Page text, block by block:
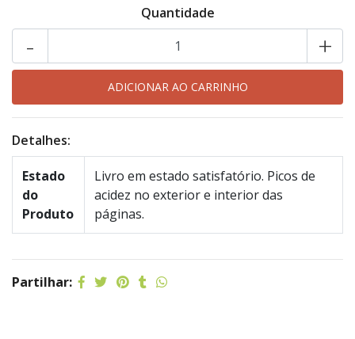
Quantidade
+
-
Detalhes:
Estado
do
Produto
Livro em estado satisfatório. Picos de
acidez no exterior e interior das
páginas.
Partilhar: